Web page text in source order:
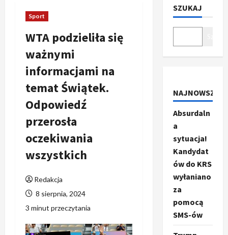
Sport
WTA podzieliła się
ważnymi
informacjami na
temat Świątek.
Odpowiedź
przerosła
oczekiwania
wszystkich
Redakcja
8 sierpnia, 2024
3 minut przeczytania
SZUKAJ
NAJNOWSZE
Absurdaln
a
sytuacja!
Kandydat
ów do KRS
wyłaniano
za
pomocą
SMS-ów